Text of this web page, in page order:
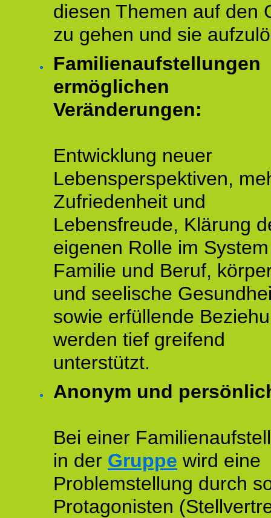
diesen Themen auf den
zu gehen und sie
Familienaufstellungen
ermöglichen
Veränderungen:
Entwicklung neuer
Lebensperspektiven,
Zufriedenheit und
Lebensfreude, Klärung
eigenen Rolle im
Familie und Beruf,
und seelische
sowie erfüllende
werden tief greifend
unterstützt.
Anonym und
Bei einer
in der Gruppe wird eine
Problemstellung durch
Protagonisten